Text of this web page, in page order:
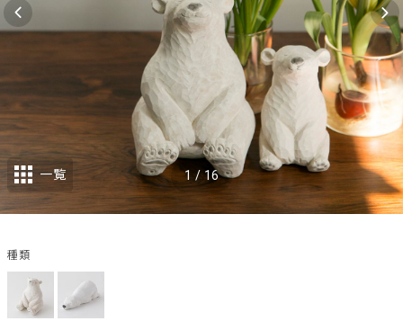
1 / 16
一覧
種類